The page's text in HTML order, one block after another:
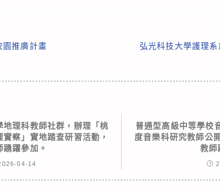
推廣計畫
弘光科技大學護理
理科教師社群，辦理「桃
察」實地踏查研習活動，
踴躍參加。
04-14
普通型高級中等學校
度音樂科研究教師公
教師